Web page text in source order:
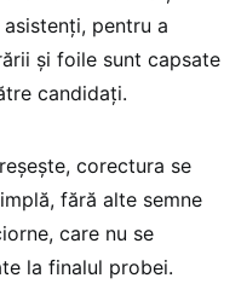
pentru a
și foile sunt capsate
candidați.
corectura se
fără alte semne
care nu se
la finalul probei.